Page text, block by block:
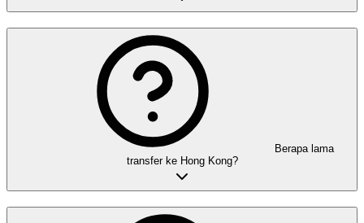
Berapa lama
transfer ke Hong Kong?